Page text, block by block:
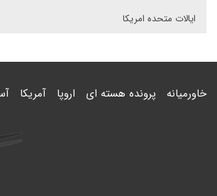
ایالات متحده امریکا
خاورمیانه پرونده هسته ای اروپا آمریکا